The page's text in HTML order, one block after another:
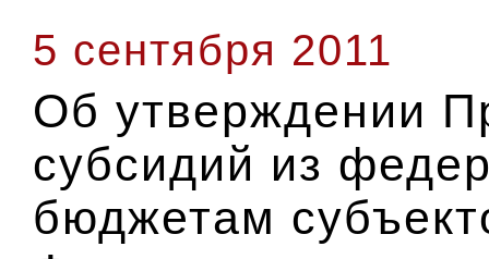
5 сентября 2011
Об утверждении
субсидий из
бюджетам